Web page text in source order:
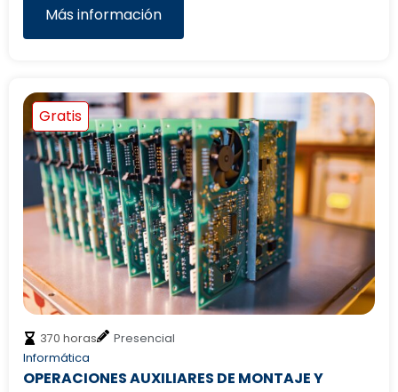
Más información
Gratis
370 horas
Presencial
Informática
OPERACIONES AUXILIARES DE MONTAJE Y